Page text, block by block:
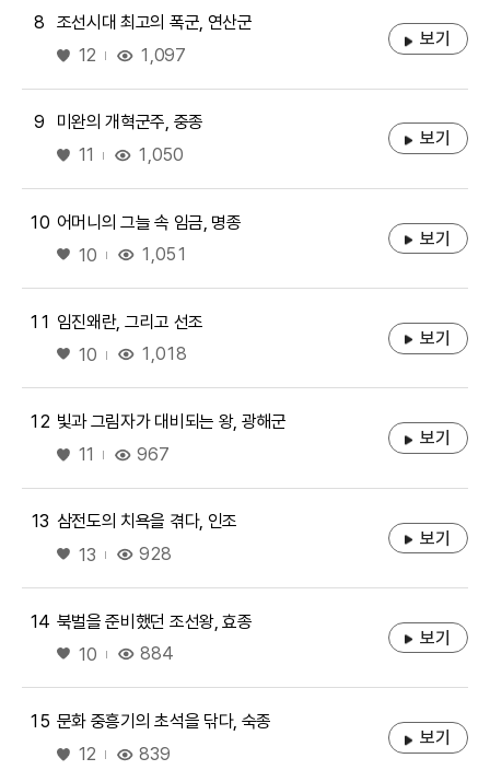
8
조선시대 최고의 폭군, 연산군
좋아요
12 1,097
보기
9
미완의 개혁군주, 중종
좋아요
11 1,050
보기
10 어머니의 그늘 속 임금, 명종
좋아요
10 1,051
보기
11 임진왜란, 그리고 선조
좋아요
10 1,018
보기
12 빛과 그림자가 대비되는 왕, 광해군
좋아요
11 967
보기
13 삼전도의 치욕을 겪다, 인조
좋아요
13 928
보기
14 북벌을 준비했던 조선왕, 효종
좋아요
10 884
보기
15 문화 중흥기의 초석을 닦다, 숙종
좋아요
12 839
보기